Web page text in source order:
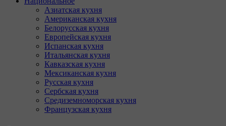
Азиатская кухня
Американская кухня
Белорусская кухня
Европейская кухня
Испанская кухня
Итальянская кухня
Кавказская кухня
Мексиканская кухня
Русская кухня
Сербская кухня
Средиземноморская кухня
Французская кухня